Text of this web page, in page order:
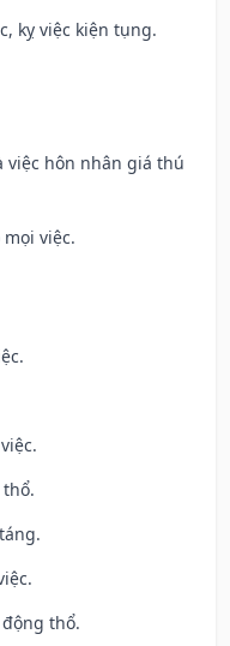
kỵ việc kiện tụng.
việc hôn nhân giá thú
việc.
thổ.